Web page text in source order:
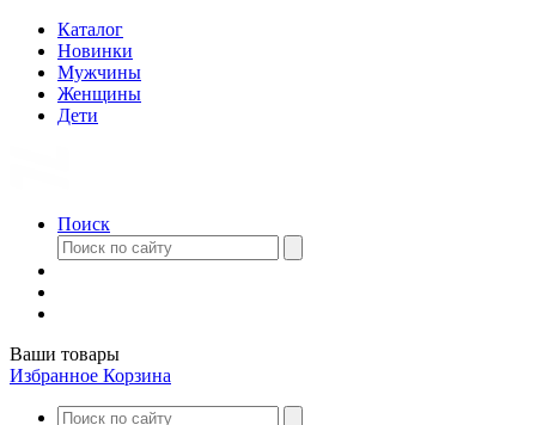
Каталог
Новинки
Мужчины
Женщины
Дети
Поиск
Ваши товары
Избранное Корзина